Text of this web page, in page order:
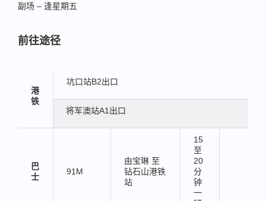
副场 – 逢星期五
前往途径
港
铁
坑口站B2出口
将军澳站A1出口
巴
士
91M
由宝琳 至
钻石山港铁
站
15
至
20
分
钟
一